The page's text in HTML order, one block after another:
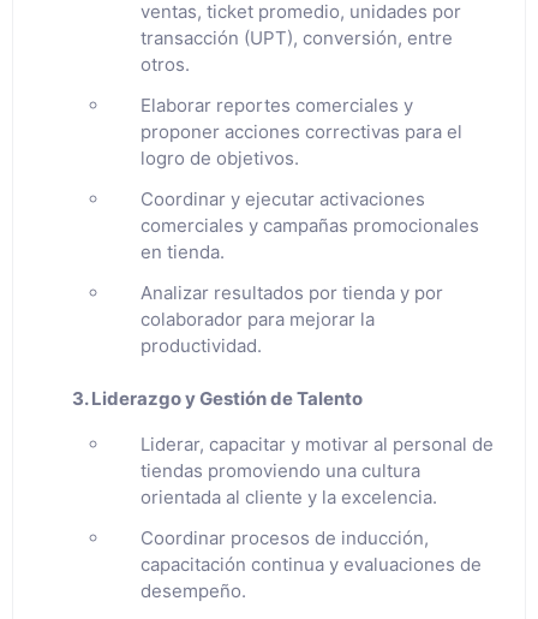
ventas, ticket promedio, unidades por
transacción (UPT), conversión, entre
otros.
Elaborar reportes comerciales y
proponer acciones correctivas para el
logro de objetivos.
Coordinar y ejecutar activaciones
comerciales y campañas promocionales
en tienda.
Analizar resultados por tienda y por
colaborador para mejorar la
productividad.
3. Liderazgo y Gestión de Talento
Liderar, capacitar y motivar al personal de
tiendas promoviendo una cultura
orientada al cliente y la excelencia.
Coordinar procesos de inducción,
capacitación continua y evaluaciones de
desempeño.